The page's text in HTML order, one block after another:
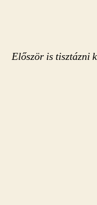
Először is tisztázni